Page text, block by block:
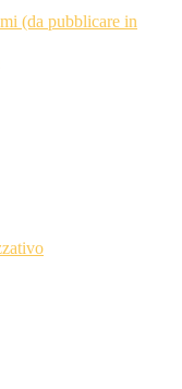
(da pubblicare in